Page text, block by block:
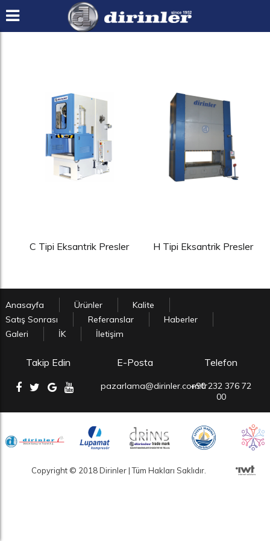
C Tipi Eksantrik Presler H Tipi Eksantrik Presler
Anasayfa Ürünler
Kalite
Satış Sonrası
Referanslar
Haberler
Galeri
İK İletişim
Takip Edin E-Posta
pazarlama@dirinler.com.tr
Telefon
+90 232 376 72
00
Copyright © 2018 Dirinler | Tüm Hakları Saklıdır.